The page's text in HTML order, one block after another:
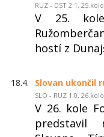
RUZ - DST 2:1,
V 25.
hostí z
18.4. Slovan ukončil
SLO - RUZ 1:0,
V 26. kole
predstavil